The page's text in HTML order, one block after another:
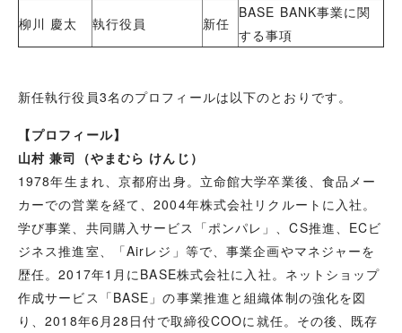
柳川 慶太
執行役員 新任
BASE BANK事業に関
する事項
新任執行役員3名のプロフィールは以下のとおりです。
【プロフィール】
山村 兼司（やまむら けんじ）
1978年生まれ、京都府出身。立命館大学卒業後、食品メー
カーでの営業を経て、2004年株式会社リクルートに入社。
学び事業、共同購入サービス「ポンパレ」、CS推進、ECビ
ジネス推進室、「Airレジ」等で、事業企画やマネジャーを
歴任。2017年1月にBASE株式会社に入社。ネットショップ
作成サービス「BASE」の事業推進と組織体制の強化を図
り、2018年6月28日付で取締役COOに就任。その後、 既存